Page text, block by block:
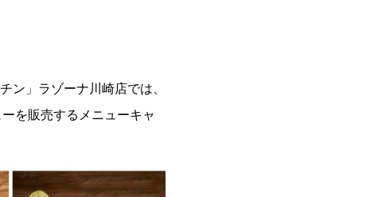
ン」ラゾーナ川崎店では、
を販売するメニューキャ